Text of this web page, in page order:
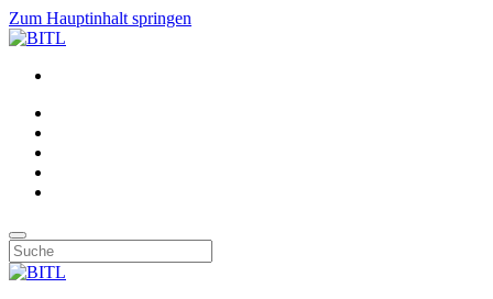
Zum Hauptinhalt springen